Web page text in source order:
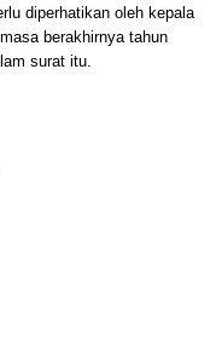
diperhatikan oleh kepala
berakhirnya tahun
surat itu.